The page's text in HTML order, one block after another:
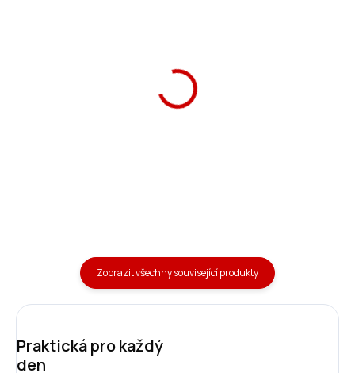
Zobrazit všechny související produkty
Praktická pro každý
den